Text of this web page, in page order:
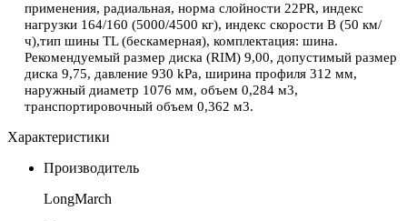
применения, радиальная, норма слойности 22PR, индекс
нагрузки 164/160 (5000/4500 кг), индекс скорости B(50 км/
ч),тип шины TL (бескамерная), комплектация: шина.
Рекомендуемый размер диска (RIM) 9,00, допустимый размер
диска 9,75, давление 930 kPa, ширина профиля 312 мм,
наружный диаметр 1076 мм, объем 0,284 м3,
транспортировочный объем 0,362 м3.
Характеристики
Производитель
LongMarch